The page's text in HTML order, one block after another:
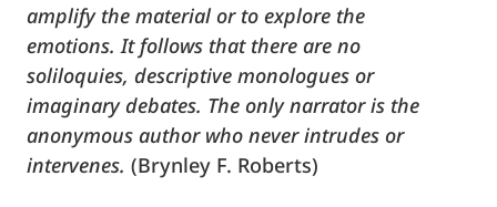
amplify the material or to explore the
emotions. It follows that there are no
soliloquies, descriptive monologues or
imaginary debates. The only narrator is the
anonymous author who never intrudes or
intervenes. (Brynley F. Roberts)